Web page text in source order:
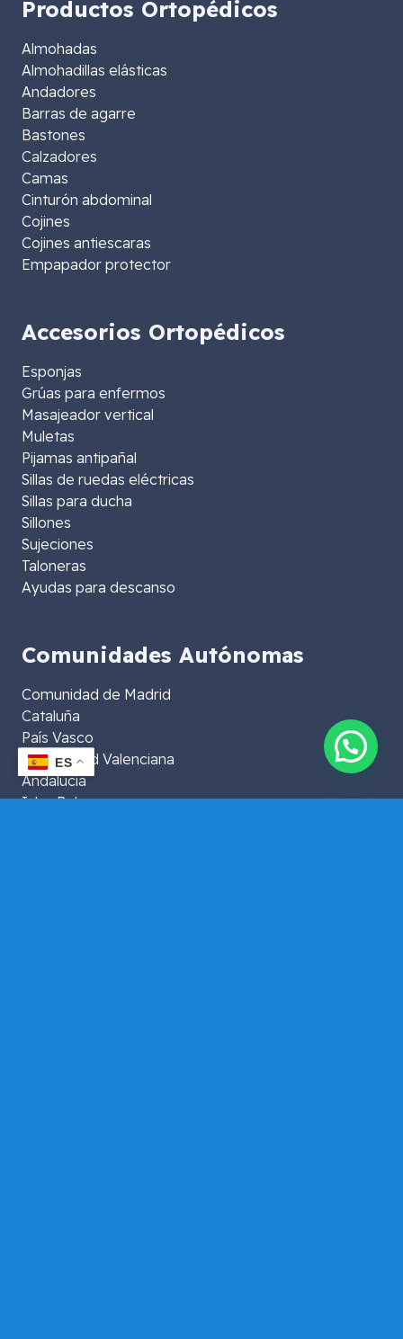
Productos Ortopédicos
Almohadas
Almohadillas elásticas
Andadores
Barras de agarre
Bastones
Calzadores
Camas
Cinturón abdominal
Cojines
Cojines antiescaras
Empapador protector
Accesorios Ortopédicos
Esponjas
Grúas para enfermos
Masajeador vertical
Muletas
Pijamas antipañal
Sillas de ruedas eléctricas
Sillas para ducha
Sillones
Sujeciones
Taloneras
Ayudas para descanso
Comunidades Autónomas
Comunidad de Madrid
Cataluña
País Vasco
Comunidad Valenciana
Andalucía
Islas Baleares
ES